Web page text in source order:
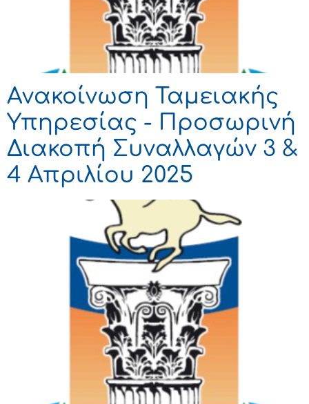
Ανακοίνωση Ταμειακής
Υπηρεσίας - Προσωρινή
Διακοπή Συναλλαγών 3 &
4 Απριλίου 2025